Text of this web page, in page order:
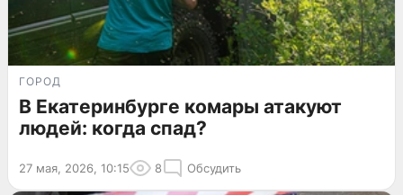
ГОРОД
В Екатеринбурге комары атакуют
людей: когда спад?
27 мая, 2026, 10:15 8 Обсудить